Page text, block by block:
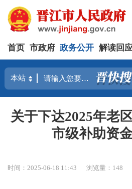
首页 市政府 政务公开 解读回
关于下达2025年老
市级补助资
时间：2025-06-18 11:43 浏览量： 148